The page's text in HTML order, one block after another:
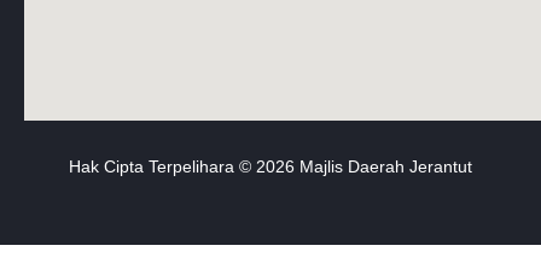
Hak Cipta Terpelihara © 2026 Majlis Daerah Jerantut